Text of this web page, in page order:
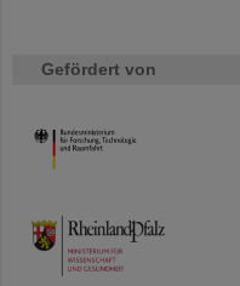
Gefördert von
HMWK
TMWWDG